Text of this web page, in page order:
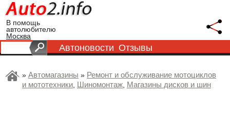
В помощь
автолюбителю
Москва
Автоновости Отзывы
» Автомагазины » Ремонт и обслуживание мотоциклов
и мототехники, Шиномонтаж, Магазины дисков и шин